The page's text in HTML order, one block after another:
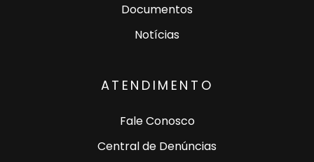
Documentos
Notícias
ATENDIMENTO
Fale Conosco
Central de Denúncias